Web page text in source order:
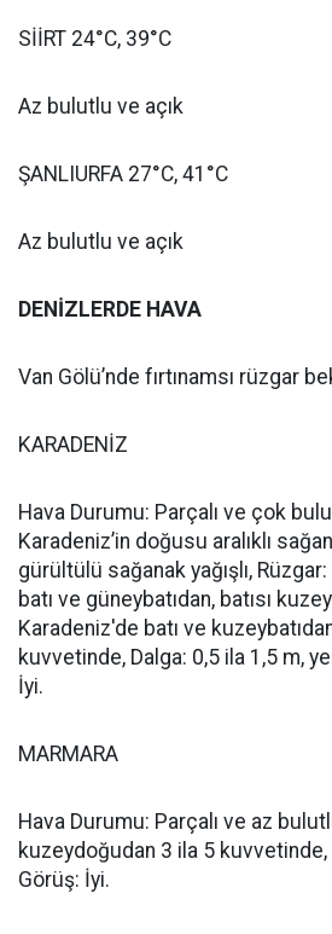
SİİRT 24°C, 39°C
Az bulutlu ve açık
ŞANLIURFA 27°C, 41°C
Az bulutlu ve açık
DENİZLERDE HAVA
Van Gölü’nde fırtınamsı rüzgar
KARADENİZ
Hava Durumu: Parçalı ve çok
Karadeniz’in doğusu aralıklı
gürültülü sağanak yağışlı,
batı ve güneybatıdan, batısı
Karadeniz'de batı ve
kuvvetinde, Dalga: 0,5 ila 1,5 m,
İyi.
MARMARA
Hava Durumu: Parçalı ve az
kuzeydoğudan 3 ila 5 kuvvetinde,
Görüş: İyi.